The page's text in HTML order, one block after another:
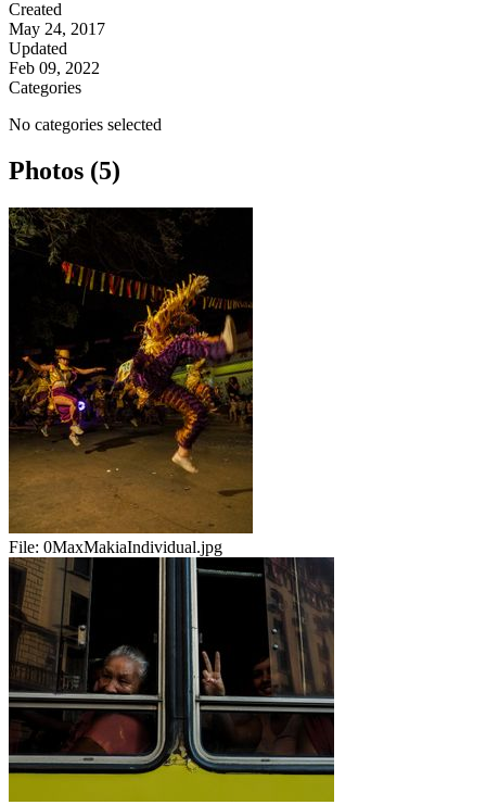
Created
May 24, 2017
Updated
Feb 09, 2022
Categories
No categories selected
Photos (5)
File: 0MaxMakiaIndividual.jpg